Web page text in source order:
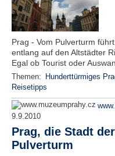
Prag - Vom Pulverturm
entlang auf den Altstädter
Egal ob Tourist oder
Themen: Hunderttürmiges
Reisetipps
9.9.2010
Prag, die Stadt
Pulverturm